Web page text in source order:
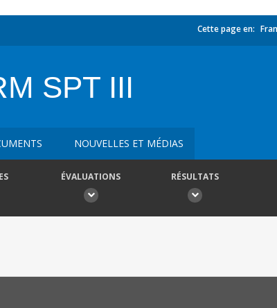
Cette page en:
SPT III
NOUVELLES ET MÉDIAS
ÉVALUATIONS RÉSULTATS